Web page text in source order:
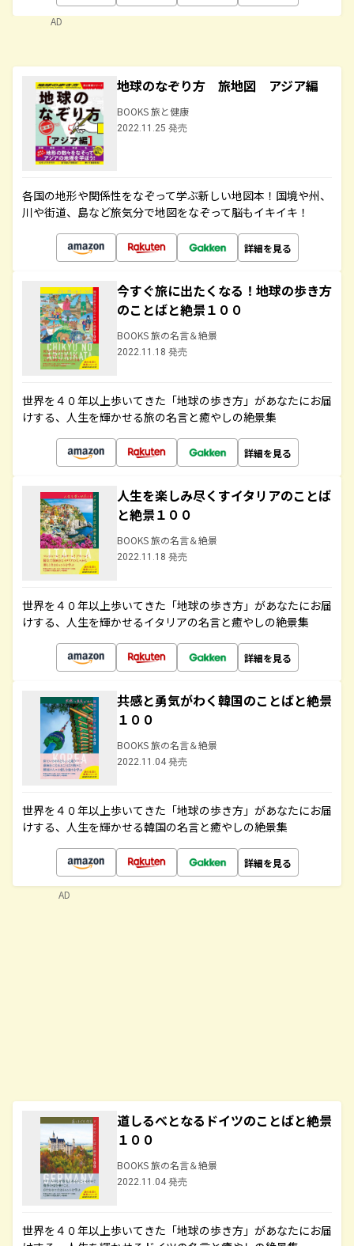
AD
地球のなぞり方 旅地図 アジア編
BOOKS 旅と健康
2022.11.25 発売
各国の地形や関係性をなぞって学ぶ新しい地図本！国境や州、
川や街道、島など旅気分で地図をなぞって脳もイキイキ！
詳細を見る
今すぐ旅に出たくなる！地球の歩き方
のことばと絶景１００
BOOKS 旅の名言＆絶景
2022.11.18 発売
世界を４０年以上歩いてきた「地球の歩き方」があなたにお届
けする、人生を輝かせる旅の名言と癒やしの絶景集
詳細を見る
人生を楽しみ尽くすイタリアのことば
と絶景１００
BOOKS 旅の名言＆絶景
2022.11.18 発売
世界を４０年以上歩いてきた「地球の歩き方」があなたにお届
けする、人生を輝かせるイタリアの名言と癒やしの絶景集
詳細を見る
共感と勇気がわく韓国のことばと絶景
１００
BOOKS 旅の名言＆絶景
2022.11.04 発売
世界を４０年以上歩いてきた「地球の歩き方」があなたにお届
けする、人生を輝かせる韓国の名言と癒やしの絶景集
詳細を見る
道しるべとなるドイツのことばと絶景
１００
BOOKS 旅の名言＆絶景
2022.11.04 発売
世界を４０年以上歩いてきた「地球の歩き方」があなたにお届
AD